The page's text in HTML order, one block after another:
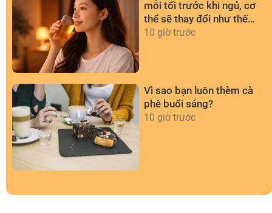
mỗi tối trước khi ngủ, cơ
thể sẽ thay đổi như thế
nào?
10 giờ trước
Vì sao bạn luôn thèm cà
phê buổi sáng?
10 giờ trước